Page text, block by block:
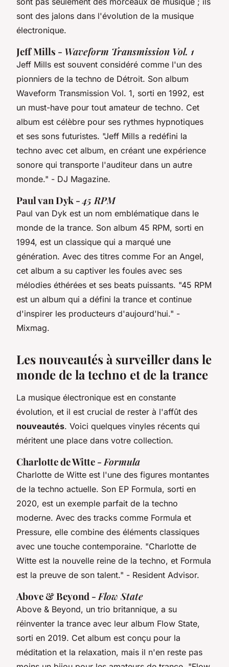
sont des jalons dans l'évolution de la musique
électronique.
Jeff Mills - Waveform Transmission Vol. 1
Jeff Mills est souvent considéré comme l'un des
pionniers de la techno de Détroit. Son album
Waveform Transmission Vol. 1, sorti en 1992, est
un must-have pour tout amateur de techno. Cet
album est célèbre pour ses rythmes hypnotiques
et ses sons futuristes. "Jeff Mills a redéfini la
techno avec cet album, en créant une expérience
sonore qui transporte l'auditeur dans un autre
monde." - DJ Magazine.
Paul van Dyk -45 RPM
Paul van Dyk est un nom emblématique dans le
monde de la trance. Son album 45 RPM, sorti en
1994, est un classique qui a marqué une
génération. Avec des titres comme For an Angel,
cet album a su captiver les foules avec ses
mélodies éthérées et ses beats puissants. "45 RPM
est un album qui a défini la trance et continue
d'inspirer les producteurs d'aujourd'hui." -
Mixmag.
Les nouveautés à surveiller dans le
monde de la techno et de la trance
La musique électronique est en constante
évolution, et il est crucial de rester à l'affût des
nouveautés. Voici quelques vinyles récents qui
méritent une place dans votre collection.
Charlotte de Witte - Formula
Charlotte de Witte est l'une des figures montantes
de la techno actuelle. Son EP Formula, sorti en
2020, est un exemple parfait de la techno
moderne. Avec des tracks comme Formula et
Pressure, elle combine des éléments classiques
avec une touche contemporaine. "Charlotte de
Witte est la nouvelle reine de la techno, et Formula
est la preuve de son talent." - Resident Advisor.
Above & Beyond - Flow State
Above & Beyond, un trio britannique, a su
réinventer la trance avec leur album Flow State,
sorti en 2019. Cet album est conçu pour la
méditation et la relaxation, mais il n'en reste pas